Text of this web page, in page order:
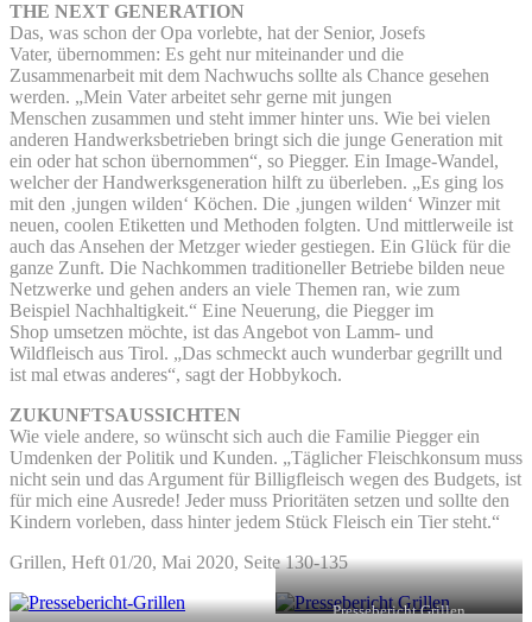
THE NEXT GENERATION
Das, was schon der Opa vorlebte, hat der Senior, Josefs
Vater, übernommen: Es geht nur miteinander und die
Zusammenarbeit mit dem Nachwuchs sollte als Chance gesehen
werden. „Mein Vater arbeitet sehr gerne mit jungen
Menschen zusammen und steht immer hinter uns. Wie bei vielen
anderen Handwerksbetrieben bringt sich die junge Generation mit
ein oder hat schon übernommen“, so Piegger. Ein Image-Wandel,
welcher der Handwerksgeneration hilft zu überleben. „Es ging los
mit den ‚jungen wilden‘ Köchen. Die ‚jungen wilden‘ Winzer mit
neuen, coolen Etiketten und Methoden folgten. Und mittlerweile ist
auch das Ansehen der Metzger wieder gestiegen. Ein Glück für die
ganze Zunft. Die Nachkommen traditioneller Betriebe bilden neue
Netzwerke und gehen anders an viele Themen ran, wie zum
Beispiel Nachhaltigkeit.“ Eine Neuerung, die Piegger im
Shop umsetzen möchte, ist das Angebot von Lamm- und
Wildfleisch aus Tirol. „Das schmeckt auch wunderbar gegrillt und
ist mal etwas anderes“, sagt der Hobbykoch.
ZUKUNFTSAUSSICHTEN
Wie viele andere, so wünscht sich auch die Familie Piegger ein
Umdenken der Politik und Kunden. „Täglicher Fleischkonsum muss
nicht sein und das Argument für Billigfleisch wegen des Budgets, ist
für mich eine Ausrede! Jeder muss Prioritäten setzen und sollte den
Kindern vorleben, dass hinter jedem Stück Fleisch ein Tier steht.“
Grillen, Heft 01/20, Mai 2020, Seite 130-135
Pressebericht Grillen